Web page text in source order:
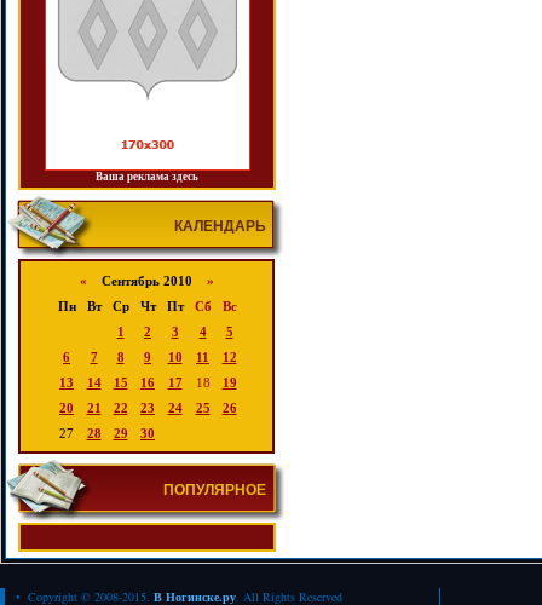
Ваша реклама здесь
КАЛЕНДАРЬ
« Сентябрь 2010 »
Пн
Вт Ср Чт Пт Сб
Вс
1
2 3 4
5
6
7 8 9 10 11
12
13
14 15 16 17 18
19
20
21 22 23 24 25
26
27
28 29 30
ПОПУЛЯРНОЕ
• Copyright © 2008-2015. В Ногинске.ру. All Rights Reserved